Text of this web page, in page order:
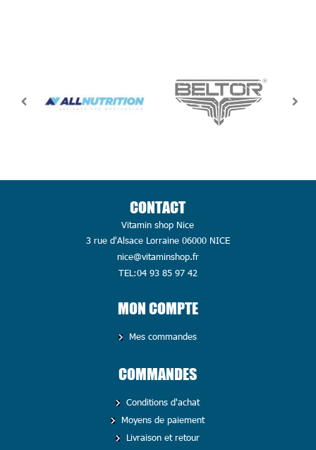
CONTACT
Vitamin shop Nice
3 rue d'Alsace Lorraine 06000 NICE
nice@vitaminshop.fr
TEL:04 93 85 97 42
MON COMPTE
Mes commandes
COMMANDES
Conditions d'achat
Moyens de paiement
Livraison et retour